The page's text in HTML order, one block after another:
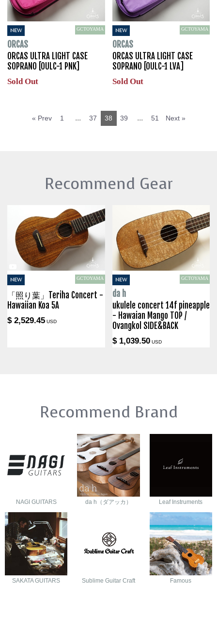
NEW GCTOYAMA
ORCAS
ORCAS ULTRA LIGHT CASE
SOPRANO [OULC-1 PNK]
Sold Out
NEW GCTOYAMA
ORCAS
ORCAS ULTRA LIGHT CASE
SOPRANO [OULC-1 LVA]
Sold Out
« Prev 1 ... 37 38 39 ... 51 Next »
Recommend Gear
NEW GCTOYAMA
「照り葉」Teriha Concert -
Hawaiian Koa 5A
$ 2,529.45 USD
NEW GCTOYAMA
da h
ukulele concert 14f pineapple
- Hawaian Mango TOP /
Ovangkol SIDE&BACK
$ 1,039.50USD
Recommend Brand
NAGI GUITARS da h（ダアッカ） Leaf Instruments
SAKATA GUITARS Sublime Guitar Craft Famous